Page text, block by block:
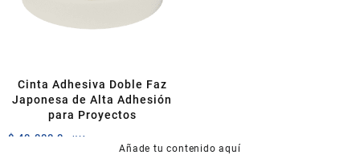
elegir
producto
Cinta Adhesiva Doble Faz
Japonesa de Alta Adhesión
para Proyectos
$ 40.000,0 +IVA
Añade tu contenido aquí